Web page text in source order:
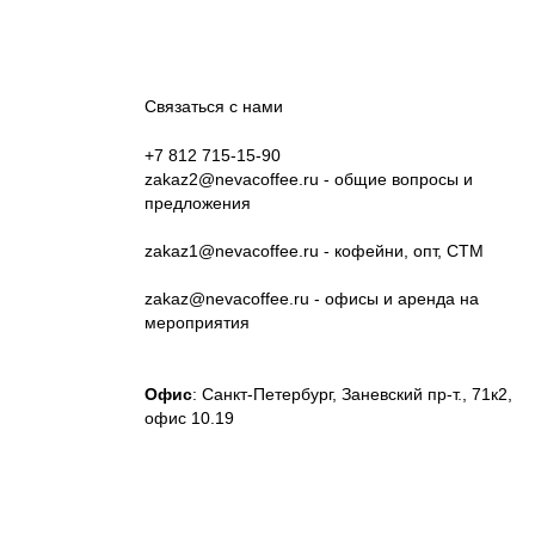
Связаться с нами
+7 812 715-15-90
zakaz2@nevacoffee.ru - общие вопросы и
предложения
zakaz1@nevacoffee.ru - кофейни, опт, СТМ
zakaz@nevacoffee.ru - офисы и аренда на
мероприятия
Офис: Санкт-Петербург, Заневский пр-т., 71к2,
офис 10.19